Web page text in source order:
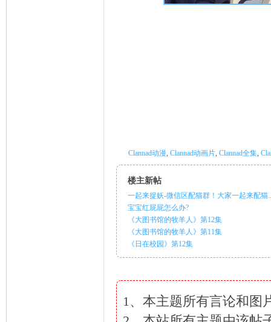
Clannad动漫, Clannad动画片, Clannad全集,
楼主新帖
一起来捉妖-微信区配猫群！大家一起来配猫
宝宝红屁屁怎么办?
《大图书馆的牧羊人》第12集
《大图书馆的牧羊人》第11集
《日在校园》第12集
1、本主题所有言论和图